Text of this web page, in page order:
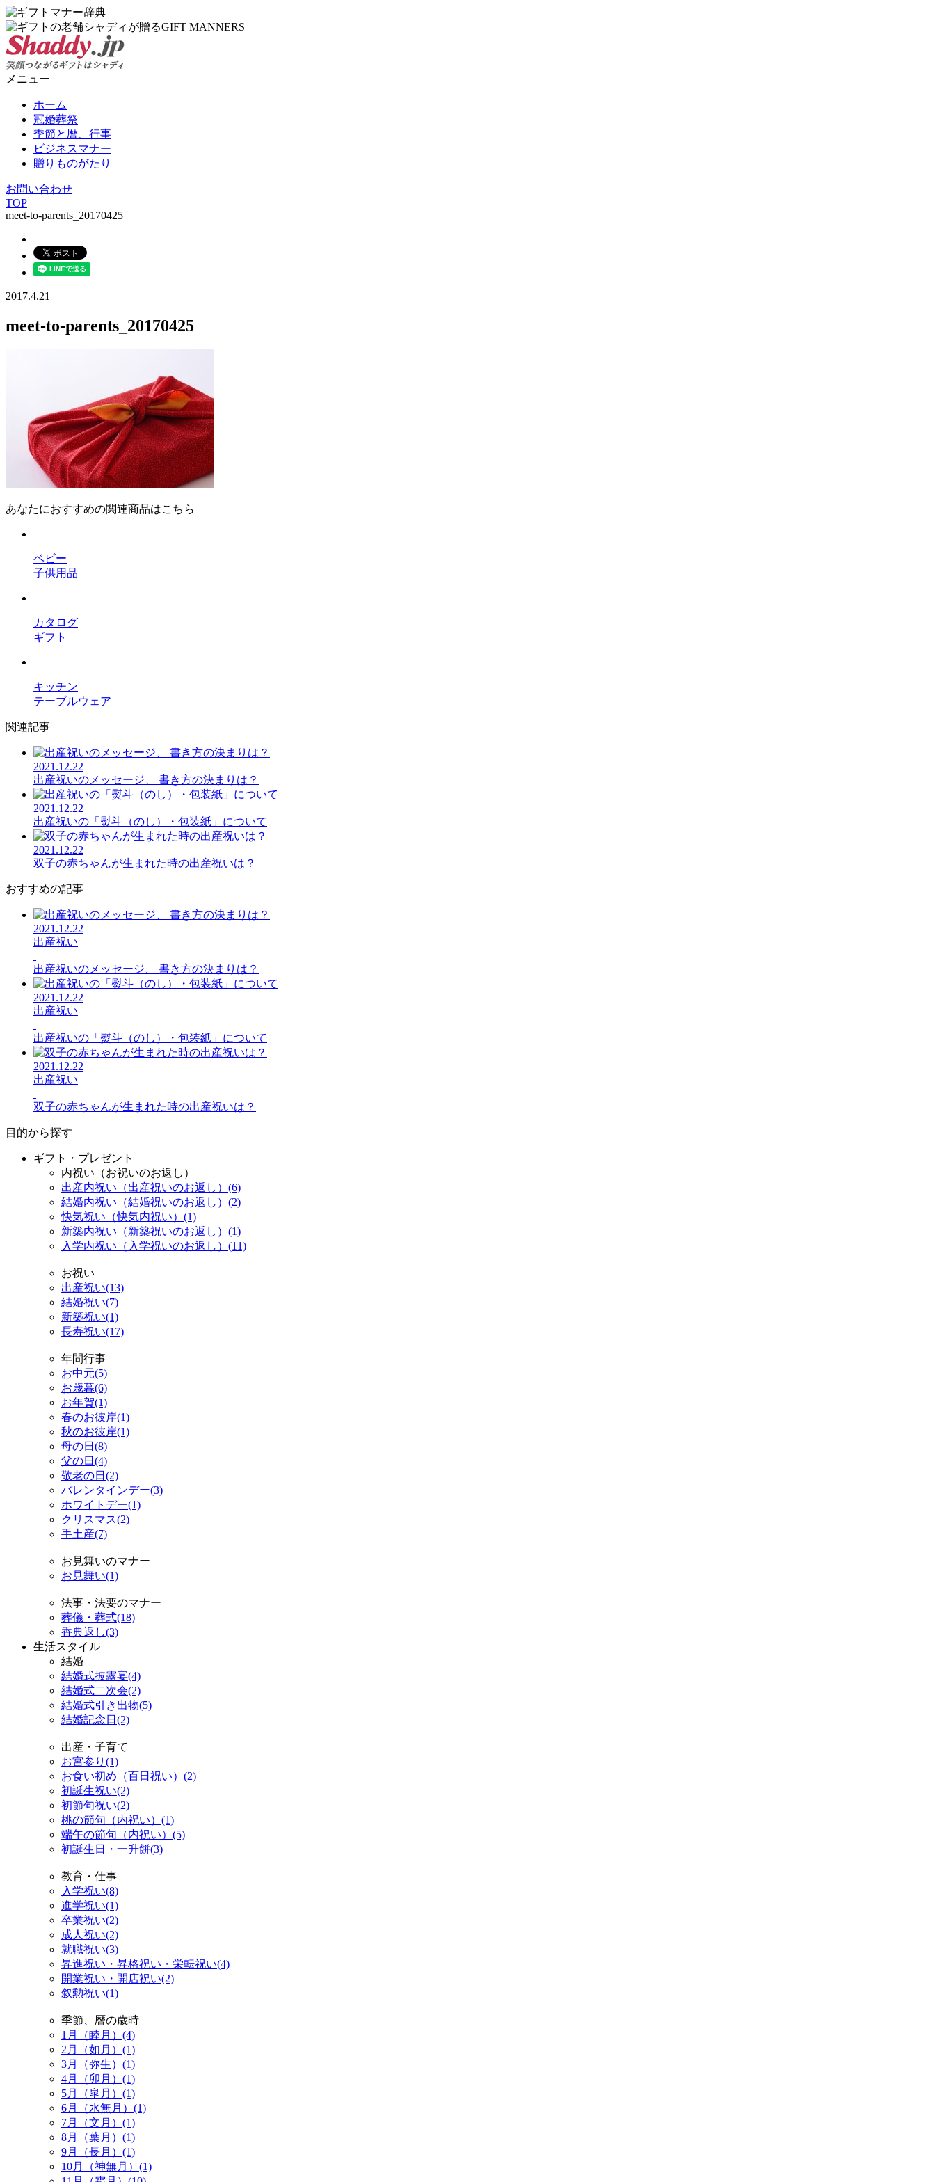
メニュー
ホーム
冠婚葬祭
季節と暦、行事
ビジネスマナー
贈りものがたり
お問い合わせ
TOP
meet-to-parents_20170425
2017.4.21
meet-to-parents_20170425
あなたにおすすめの関連商品はこちら
ベビー
子供用品
カタログ
ギフト
キッチン
テーブルウェア
関連記事
2021.12.22
出産祝いのメッセージ、 書き方の決まりは？
2021.12.22
出産祝いの「熨斗（のし）・包装紙」について
2021.12.22
双子の赤ちゃんが生まれた時の出産祝いは？
おすすめの記事
2021.12.22
出産祝い
出産祝いのメッセージ、 書き方の決まりは？
2021.12.22
出産祝い
出産祝いの「熨斗（のし）・包装紙」について
2021.12.22
出産祝い
双子の赤ちゃんが生まれた時の出産祝いは？
目的から探す
ギフト・プレゼント
内祝い（お祝いのお返し）
出産内祝い（出産祝いのお返し）(6)
結婚内祝い（結婚祝いのお返し）(2)
快気祝い（快気内祝い）(1)
新築内祝い（新築祝いのお返し）(1)
入学内祝い（入学祝いのお返し）(11)
お祝い
出産祝い(13)
結婚祝い(7)
新築祝い(1)
長寿祝い(17)
年間行事
お中元(5)
お歳暮(6)
お年賀(1)
春のお彼岸(1)
秋のお彼岸(1)
母の日(8)
父の日(4)
敬老の日(2)
バレンタインデー(3)
ホワイトデー(1)
クリスマス(2)
手土産(7)
お見舞いのマナー
お見舞い(1)
法事・法要のマナー
葬儀・葬式(18)
香典返し(3)
生活スタイル
結婚
結婚式披露宴(4)
結婚式二次会(2)
結婚式引き出物(5)
結婚記念日(2)
出産・子育て
お宮参り(1)
お食い初め（百日祝い）(2)
初誕生祝い(2)
初節句祝い(2)
桃の節句（内祝い）(1)
端午の節句（内祝い）(5)
初誕生日・一升餅(3)
教育・仕事
入学祝い(8)
進学祝い(1)
卒業祝い(2)
成人祝い(2)
就職祝い(3)
昇進祝い・昇格祝い・栄転祝い(4)
開業祝い・開店祝い(2)
叙勲祝い(1)
季節、暦の歳時
1月（睦月）(4)
2月（如月）(1)
3月（弥生）(1)
4月（卯月）(1)
5月（皐月）(1)
6月（水無月）(1)
7月（文月）(1)
8月（葉月）(1)
9月（長月）(1)
10月（神無月）(1)